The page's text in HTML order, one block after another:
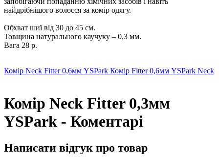
найдрібнішого волосся за комір одягу.
Обхват шиї від 30 до 45 см.
Товщина натурального каучуку – 0,3 мм.
Вага 28 р.
Комір Neck Fitter 0,6мм YSPark Комір Fitter 0,6мм YSPark Neck
Комір Neck Fitter 0,3мм
YSPark - Коментарі
Написати відгук про товар